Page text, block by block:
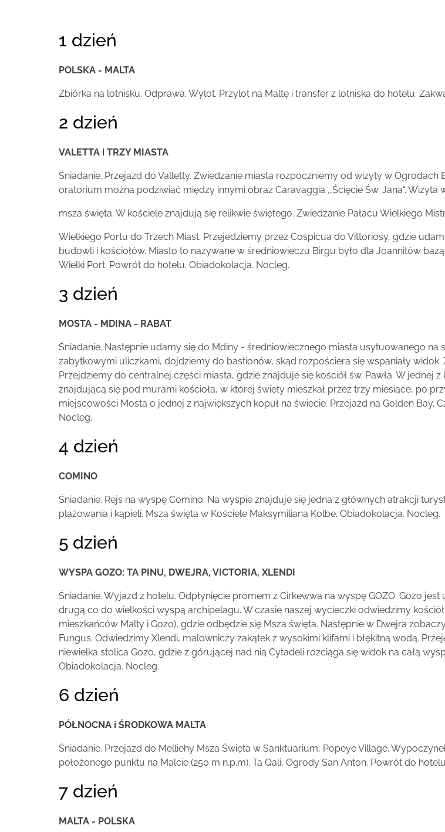
1 dzień
POLSKA - MALTA
Zbiórka na lotnisku. Odprawa. Wylot. Przylot na Maltę i transfer z lotniska do hotelu.
2 dzień
VALETTA i TRZY MIASTA
Śniadanie. Przejazd do Valletty. Zwiedzanie miasta rozpoczniemy od wizyty w
oratorium można podziwiać między innymi obraz Caravaggia ,,Ścięcie Św. Jana“.
msza święta. W kościele znajdują się relikwie świętego. Zwiedzanie Pałacu Wielkiego
Wielkiego Portu do Trzech Miast. Przejedziemy przez Cospicua do Vittoriosy, gdzie
budowli i kościołów. Miasto to nazywane w średniowieczu Birgu było dla Joannitów
Wielki Port. Powrót do hotelu. Obiadokolacja. Nocleg.
3 dzień
MOSTA - MDINA - RABAT
Śniadanie. Następnie udamy się do Mdiny - średniowiecznego miasta usytuowanego
zabytkowymi uliczkami, dojdziemy do bastionów, skąd rozpościera się wspaniały widok.
Przejdziemy do centralnej części miasta, gdzie znajduje się kościół św. Pawła. W jednej
znajdującą się pod murami kościoła, w której święty mieszkał przez trzy miesiące, po
miejscowości Mosta o jednej z największych kopuł na świecie. Przejazd na Golden Bay.
Nocleg.
4 dzień
COMINO
Śniadanie. Rejs na wyspę Comino. Na wyspie znajduje się jedna z głównych atrakcji
plażowania i kąpieli. Msza święta w Kościele Maksymiliana Kolbe. Obiadokolacja. Nocleg.
5 dzień
WYSPA GOZO: TA PINU, DWEJRA, VICTORIA, XLENDI
Śniadanie. Wyjazd z hotelu. Odpłynięcie promem z Cirkewwa na wyspę GOZO. Gozo
drugą co do wielkości wyspą archipelagu. W czasie naszej wycieczki odwiedzimy
mieszkańców Malty i Gozo), gdzie odbędzie się Msza święta. Następnie w Dwejra
Fungus. Odwiedzimy Xlendi, malowniczy zakątek z wysokimi klifami i błękitną wodą.
niewielka stolica Gozo, gdzie z górującej nad nią Cytadeli rozciąga się widok na całą
Obiadokolacja. Nocleg.
6 dzień
PÓŁNOCNA i ŚRODKOWA MALTA
Śniadanie. Przejazd do Melliehy Msza Święta w Sanktuarium, Popeye Village.
położonego punktu na Malcie (250 m n.p.m). Ta Qali, Ogrody San Anton. Powrót do
7 dzień
MALTA - POLSKA